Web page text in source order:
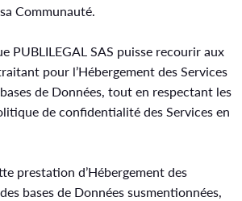
Communauté.
PUBLILEGAL SAS puisse recourir aux
pour l’Hébergement des Services
de Données, tout en respectant les
de confidentialité des Services en
prestation d’Hébergement des
bases de Données susmentionnées,